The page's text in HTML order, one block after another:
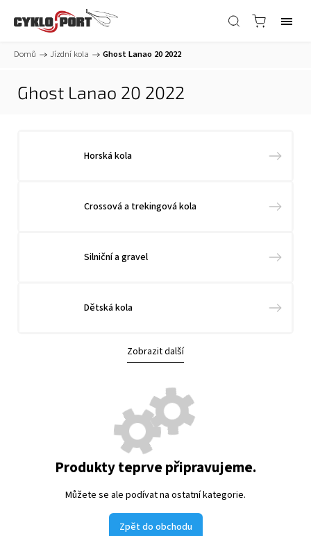
Domů / Jízdní kola / Ghost Lanao 20 2022
Ghost Lanao 20 2022
Horská kola
Crossová a trekingová kola
Silniční a gravel
Dětská kola
Zobrazit další
Produkty teprve připravujeme.
Můžete se ale podívat na ostatní kategorie.
Zpět do obchodu